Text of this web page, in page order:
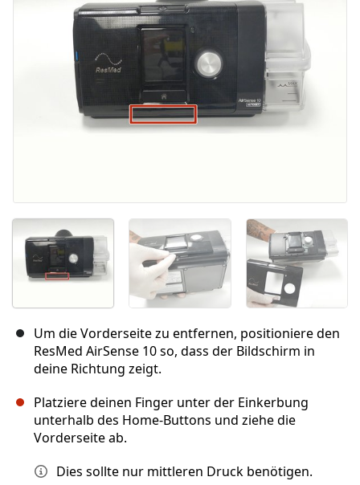
Kommentieren
Um die Vorderseite zu entfernen, positioniere den
ResMed AirSense 10 so, dass der Bildschirm in
deine Richtung zeigt.
Platziere deinen Finger unter der Einkerbung
unterhalb des Home-Buttons und ziehe die
Vorderseite ab.
Dies sollte nur mittleren Druck benötigen.